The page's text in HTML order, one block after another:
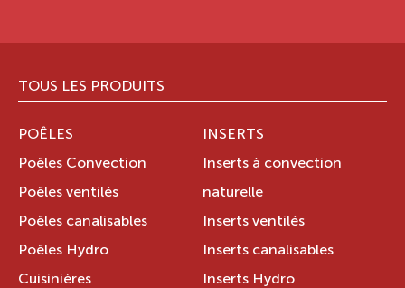
TOUS LES PRODUITS
POÊLES
Poêles Convection
Poêles ventilés
Poêles canalisables
Poêles Hydro
Cuisinières
INSERTS
Inserts à convection
naturelle
Inserts ventilés
Inserts canalisables
Inserts Hydro